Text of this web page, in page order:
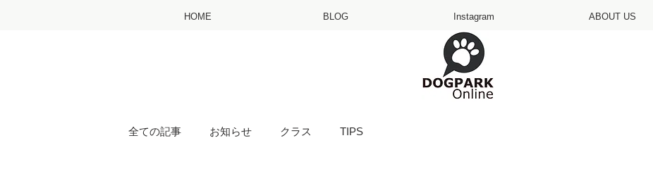
HOME BLOG Instagram ABOUT US
全ての記事 お知らせ クラス TIPS